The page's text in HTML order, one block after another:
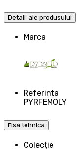
Detalii ale produsului
Marca
Referinta
PYRFEMOLY
Fisa tehnica
Colecție